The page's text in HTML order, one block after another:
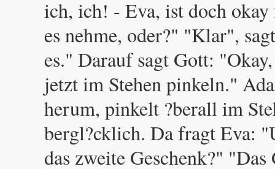
ich, ich! - Eva, ist doch
es nehme, oder?" "Klar",
es." Darauf sagt Gott:
jetzt im Stehen pinkeln."
herum, pinkelt ?berall im
bergl?cklich. Da fragt Eva:
das zweite Geschenk?"